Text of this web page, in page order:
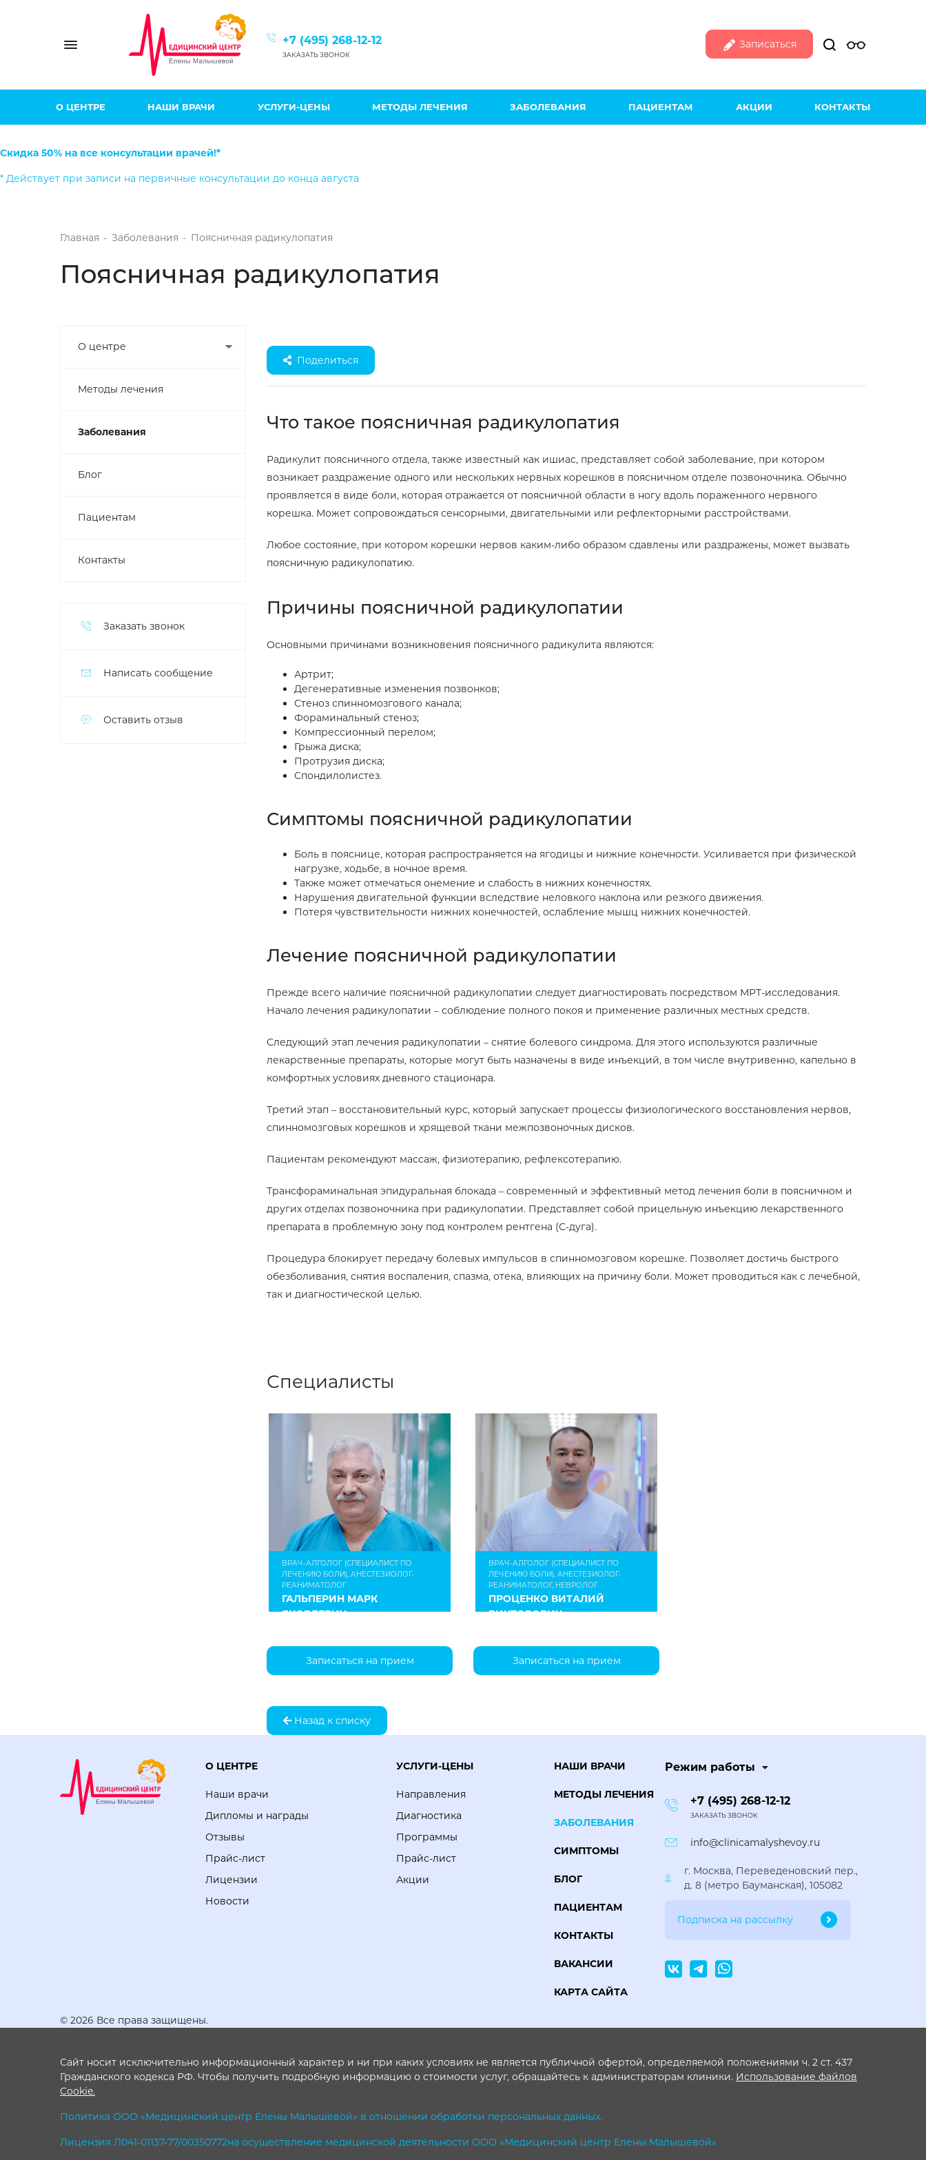
Toggle navigation +7 (495) 268-12-12
ЗАКАЗАТЬ ЗВОНОК
Записаться
О ЦЕНТРЕ НАШИ ВРАЧИ УСЛУГИ-ЦЕНЫ МЕТОДЫ ЛЕЧЕНИЯ ЗАБОЛЕВАНИЯ ПАЦИЕНТАМ АКЦИИ КОНТАКТЫ
Скидка 50% на все консультации врачей!*
* Действует при записи на первичные консультации до конца августа
Главная - Заболевания - Поясничная радикулопатия
Поясничная радикулопатия
О центре
Методы лечения
Заболевания
Блог
Пациентам
Контакты
Заказать звонок
Написать сообщение
Оставить отзыв
Поделиться
Что такое поясничная радикулопатия
Радикулит поясничного отдела, также известный как ишиас, представляет собой заболевание, при котором
возникает раздражение одного или нескольких нервных корешков в поясничном отделе позвоночника. Обычно
проявляется в виде боли, которая отражается от поясничной области в ногу вдоль пораженного нервного
корешка. Может сопровождаться сенсорными, двигательными или рефлекторными расстройствами.
Любое состояние, при котором корешки нервов каким-либо образом сдавлены или раздражены, может вызвать
поясничную радикулопатию.
Причины поясничной радикулопатии
Основными причинами возникновения поясничного радикулита являются:
Артрит;
Дегенеративные изменения позвонков;
Стеноз спинномозгового канала;
Фораминальный стеноз;
Компрессионный перелом;
Грыжа диска;
Протрузия диска;
Спондилолистез.
Симптомы поясничной радикулопатии
Боль в пояснице, которая распространяется на ягодицы и нижние конечности. Усиливается при физической
нагрузке, ходьбе, в ночное время.
Также может отмечаться онемение и слабость в нижних конечностях.
Нарушения двигательной функции вследствие неловкого наклона или резкого движения.
Потеря чувствительности нижних конечностей, ослабление мышц нижних конечностей.
Лечение поясничной радикулопатии
Прежде всего наличие поясничной радикулопатии следует диагностировать посредством МРТ-исследования.
Начало лечения радикулопатии – соблюдение полного покоя и применение различных местных средств.
Следующий этап лечения радикулопатии – снятие болевого синдрома. Для этого используются различные
лекарственные препараты, которые могут быть назначены в виде инъекций, в том числе внутривенно, капельно в
комфортных условиях дневного стационара.
Третий этап – восстановительный курс, который запускает процессы физиологического восстановления нервов,
спинномозговых корешков и хрящевой ткани межпозвоночных дисков.
Пациентам рекомендуют массаж, физиотерапию, рефлексотерапию.
Трансфораминальная эпидуральная блокада – современный и эффективный метод лечения боли в поясничном и
других отделах позвоночника при радикулопатии. Представляет собой прицельную инъекцию лекарственного
препарата в проблемную зону под контролем рентгена (С-дуга).
Процедура блокирует передачу болевых импульсов в спинномозговом корешке. Позволяет достичь быстрого
обезболивания, снятия воспаления, спазма, отека, влияющих на причину боли. Может проводиться как с лечебной,
так и диагностической целью.
Специалисты
ВРАЧ-АЛГОЛОГ (СПЕЦИАЛИСТ ПО
ЛЕЧЕНИЮ БОЛИ), АНЕСТЕЗИОЛОГ-
РЕАНИМАТОЛОГ
ГАЛЬПЕРИН МАРК
ЯКОВЛЕВИЧ
Записаться на прием
ВРАЧ-АЛГОЛОГ (СПЕЦИАЛИСТ ПО
ЛЕЧЕНИЮ БОЛИ), АНЕСТЕЗИОЛОГ-
РЕАНИМАТОЛОГ, НЕВРОЛОГ
ПРОЦЕНКО ВИТАЛИЙ
ВИКТОРОВИЧ
Записаться на прием
Назад к списку
О ЦЕНТРЕ
Наши врачи
Дипломы и награды
Отзывы
Прайс-лист
Лицензии
Новости
УСЛУГИ-ЦЕНЫ
Направления
Диагностика
Программы
Прайс-лист
Акции
НАШИ ВРАЧИ
МЕТОДЫ ЛЕЧЕНИЯ
ЗАБОЛЕВАНИЯ
СИМПТОМЫ
БЛОГ
ПАЦИЕНТАМ
КОНТАКТЫ
ВАКАНСИИ
КАРТА САЙТА
Режим работы
+7 (495) 268-12-12
ЗАКАЗАТЬ ЗВОНОК
info@clinicamalyshevoy.ru
г. Москва, Переведеновский пер.,
д. 8 (метро Бауманская), 105082
© 2026 Все права защищены.
Сайт носит исключительно информационный характер и ни при каких условиях не является публичной офертой, определяемой положениями ч. 2 ст. 437
Гражданского кодекса РФ. Чтобы получить подробную информацию о стоимости услуг, обращайтесь к администраторам клиники. Использование файлов
Cookie.
Политика ООО «Медицинский центр Елены Малышевой» в отношении обработки персональных данных.
Лицензия Л041-01137-77/00350772на осуществление медицинской деятельности ООО «Медицинский центр Елены Малышевой»